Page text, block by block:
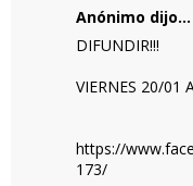
Anónimo dijo...
DIFUNDIR!!!
VIERNES 20/01
https://
173/